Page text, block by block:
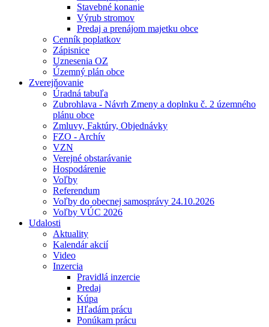
Stavebné konanie
Výrub stromov
Predaj a prenájom majetku obce
Cenník poplatkov
Zápisnice
Uznesenia OZ
Územný plán obce
Zverejňovanie
Úradná tabuľa
Zubrohlava - Návrh Zmeny a doplnku č. 2 územného
plánu obce
Zmluvy, Faktúry, Objednávky
FZO - Archív
VZN
Verejné obstarávanie
Hospodárenie
Voľby
Referendum
Voľby do obecnej samosprávy 24.10.2026
Voľby VÚC 2026
Udalosti
Aktuality
Kalendár akcií
Video
Inzercia
Pravidlá inzercie
Predaj
Kúpa
Hľadám prácu
Ponúkam prácu